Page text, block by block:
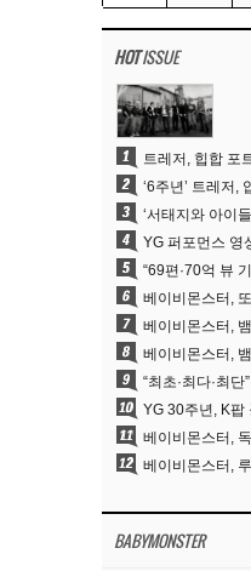
HOTISSUE
1
2
3
4
5
6
7
8
9
10
11
12
BABYMONSTER